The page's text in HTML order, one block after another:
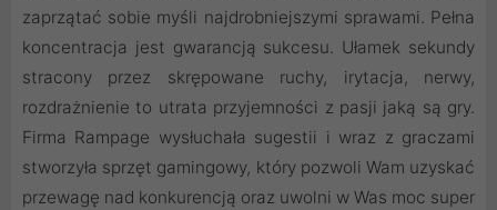
zaprzątać sobie myśli najdrobniejszymi sprawami. Pełna
koncentracja jest gwarancją sukcesu. Ułamek sekundy
stracony przez skrępowane ruchy, irytacja, nerwy,
rozdrażnienie to utrata przyjemności z pasji jaką są gry.
Firma Rampage wysłuchała sugestii i wraz z graczami
stworzyła sprzęt gamingowy, który pozwoli Wam uzyskać
przewagę nad konkurencją oraz uwolni w Was moc super